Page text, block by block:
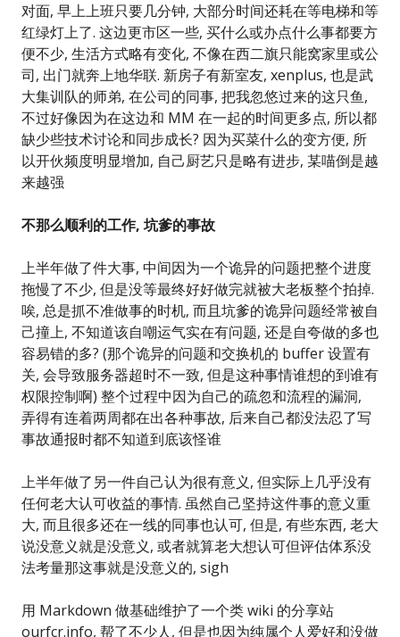
对面, 早上上班只要几分钟, 大部分时间还耗在等电梯和等
红绿灯上了. 这边更市区一些, 买什么或办点什么事都要方
便不少, 生活方式略有变化, 不像在西二旗只能窝家里或公
司, 出门就奔上地华联. 新房子有新室友, xenplus, 也是武
大集训队的师弟, 在公司的同事, 把我忽悠过来的这只鱼,
不过好像因为在这边和 MM 在一起的时间更多点, 所以都
缺少些技术讨论和同步成长? 因为买菜什么的变方便, 所
以开伙频度明显增加, 自己厨艺只是略有进步, 某喵倒是越
来越强
不那么顺利的工作, 坑爹的事故
上半年做了件大事, 中间因为一个诡异的问题把整个进度
拖慢了不少, 但是没等最终好好做完就被大老板整个拍掉.
唉, 总是抓不准做事的时机, 而且坑爹的诡异问题经常被自
己撞上, 不知道该自嘲运气实在有问题, 还是自夸做的多也
容易错的多? (那个诡异的问题和交换机的 buffer 设置有
关, 会导致服务器超时不一致, 但是这种事情谁想的到谁有
权限控制啊) 整个过程中因为自己的疏忽和流程的漏洞,
弄得有连着两周都在出各种事故, 后来自己都没法忍了写
事故通报时都不知道到底该怪谁
上半年做了另一件自己认为很有意义, 但实际上几乎没有
任何老大认可收益的事情. 虽然自己坚持这件事的意义重
大, 而且很多还在一线的同事也认可, 但是, 有些东西, 老大
说没意义就是没意义, 或者就算老大想认可但评估体系没
法考量那这事就是没意义的, sigh
用 Markdown 做基础维护了一个类 wiki 的分享站
ourfcr.info, 帮了不少人, 但是也因为纯属个人爱好和没做